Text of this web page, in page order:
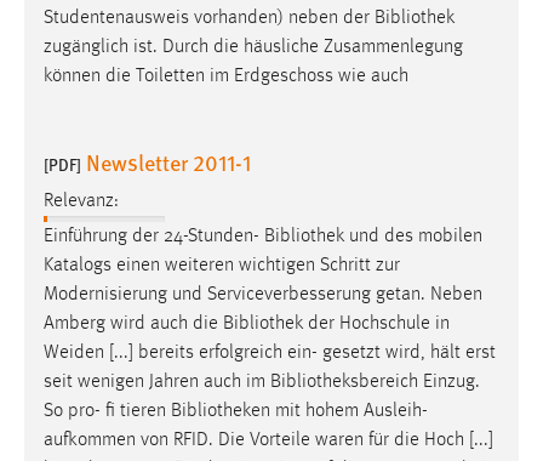
Studentenausweis vorhanden) neben der Bibliothek
zugänglich ist. Durch die häusliche Zusammenlegung
können die Toiletten im Erdgeschoss wie auch
[PDF] Newsletter 2011-1
Relevanz:
Einführung der 24-Stunden- Bibliothek und des mobilen
Katalogs einen weiteren wichtigen Schritt zur
Modernisierung und Serviceverbesserung getan. Neben
Amberg wird auch die Bibliothek der Hochschule in
Weiden [...] bereits erfolgreich ein- gesetzt wird, hält erst
seit wenigen Jahren auch im Bibliotheksbereich Einzug.
So pro- fi tieren Bibliotheken mit hohem Ausleih-
aufkommen von RFID. Die Vorteile waren für die Hoch [...]